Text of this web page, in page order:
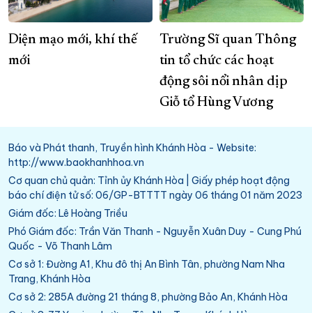
Diện mạo mới, khí thế
mới
Trường Sĩ quan Thông
tin tổ chức các hoạt
động sôi nổi nhân dịp
Giỗ tổ Hùng Vương
Báo và Phát thanh, Truyền hình Khánh Hòa - Website:
http://www.baokhanhhoa.vn
Cơ quan chủ quản: Tỉnh ủy Khánh Hòa | Giấy phép hoạt động
báo chí điện tử số: 06/GP-BTTTT ngày 06 tháng 01 năm 2023
Giám đốc: Lê Hoàng Triều
Phó Giám đốc: Trần Văn Thanh - Nguyễn Xuân Duy - Cung Phú
Quốc - Võ Thanh Lâm
Cơ sở 1: Đường A1, Khu đô thị An Bình Tân, phường Nam Nha
Trang, Khánh Hòa
Cơ sở 2: 285A đường 21 tháng 8, phường Bảo An, Khánh Hòa